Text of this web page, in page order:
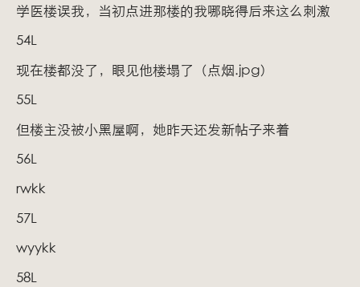
学医楼误我，当初点进那楼的我哪晓得后来这么刺激
54L
现在楼都没了，眼见他楼塌了（点烟.jpg）
55L
但楼主没被小黑屋啊，她昨天还发新帖子来着
56L
rwkk
57L
wyykk
58L